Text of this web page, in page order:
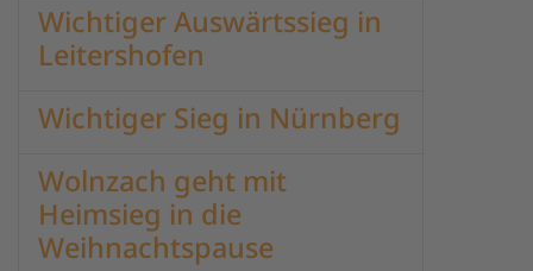
Wichtiger Auswärtssieg in
Leitershofen
Wichtiger Sieg in Nürnberg
Wolnzach geht mit
Heimsieg in die
Weihnachtspause